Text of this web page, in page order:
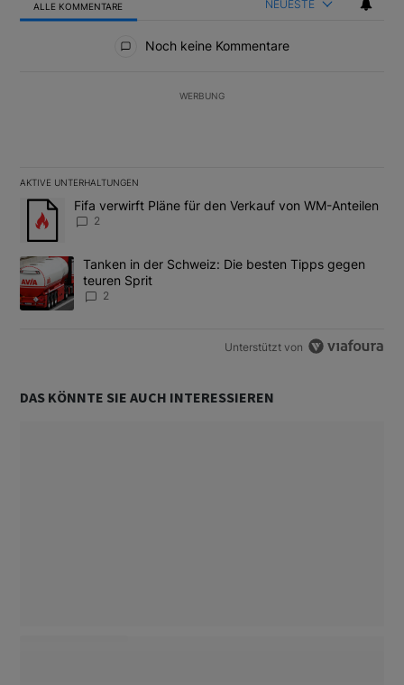
ALLE KOMMENTARE NEUESTE
Noch keine Kommentare
WERBUNG
AKTIVE UNTERHALTUNGEN
Das Folgende ist eine Liste der am meisten kommentierten
Ein Trendartikel mit dem Titel "Fifa verwirft Pläne für den
Fifa verwirft Pläne für den Verkauf von WM-Anteilen
2
Ein Trendartikel mit dem Titel "Tanken in der Schweiz: Die
Tanken in der Schweiz: Die besten Tipps gegen
teuren Sprit
2
Unterstützt von
DAS KÖNNTE SIE AUCH INTERESSIEREN